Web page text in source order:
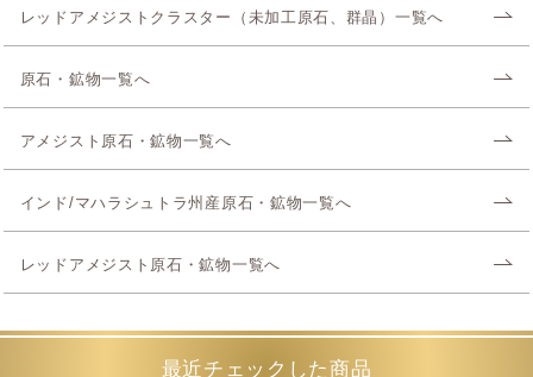
レッドアメジストクラスター（未加工原石、群晶）一覧へ
原石・鉱物一覧へ
アメジスト原石・鉱物一覧へ
インド/マハラシュトラ州産原石・鉱物一覧へ
レッドアメジスト原石・鉱物一覧へ
最近チェックした商品